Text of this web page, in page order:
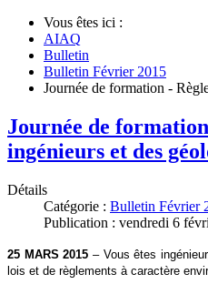
Vous êtes ici :
AIAQ
Bulletin
Bulletin Février 2015
Journée de formation -
Journée de
ingénieurs et des
Détails
Catégorie : Bulletin Février
Publication : vendredi 6
25 MARS 2015 – Vous êtes
lois et de règlements à caractère